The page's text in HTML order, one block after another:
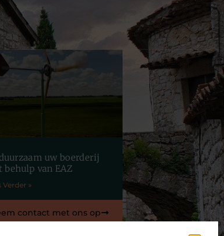
uw boerderij
behulp van EAZ
Verder »
contact met ons op